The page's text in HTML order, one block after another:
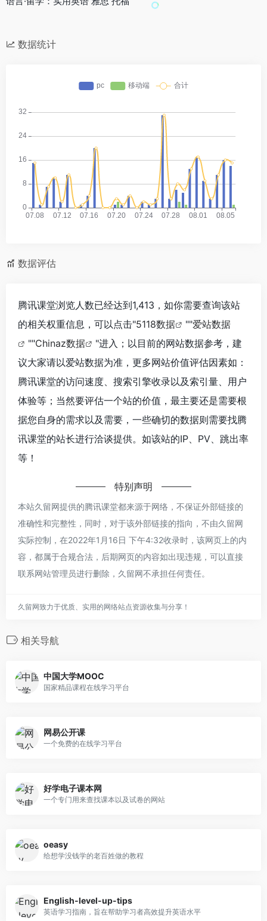
数据统计
数据评估
腾讯课堂浏览人数已经达到1,413，如你需要查询该站
的相关权重信息，可以点击"5118数据 ""爱站数据
""Chinaz数据
"进入；以目前的网站数据参考，建
议大家请以爱站数据为准，更多网站价值评估因素如：
腾讯课堂的访问速度、搜索引擎收录以及索引量、用户
体验等；当然要评估一个站的价值，最主要还是需要根
据您自身的需求以及需要，一些确切的数据则需要找腾
讯课堂的站长进行洽谈提供。如该站的IP、PV、跳出率
等！
特别声明
本站久留网提供的腾讯课堂都来源于网络，不保证外部链接的
准确性和完整性，同时，对于该外部链接的指向，不由久留网
实际控制，在2022年1月16日 下午4:32收录时，该网页上的内
容，都属于合规合法，后期网页的内容如出现违规，可以直接
联系网站管理员进行删除，久留网不承担任何责任。
久留网致力于优质、实用的网络站点资源收集与分享！
相关导航
中国大学MOOC
国家精品课程在线学习平台
网易公开课
一个免费的在线学习平台
好学电子课本网
一个专门用来查找课本以及试卷的网站
oeasy
给想学没钱学的老百姓做的教程
English-level-up-tips
英语学习指南，旨在帮助学习者高效提升英语水平